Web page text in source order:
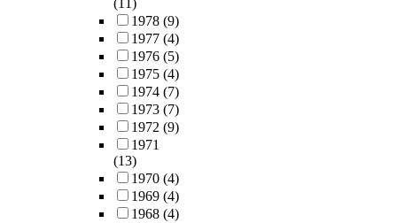
(11)
1978 (9)
1977 (4)
1976 (5)
1975 (4)
1974 (7)
1973 (7)
1972 (9)
1971
(13)
1970 (4)
1969 (4)
1968 (4)